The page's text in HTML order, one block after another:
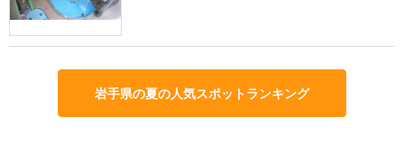
岩手県の夏の人気スポットランキング